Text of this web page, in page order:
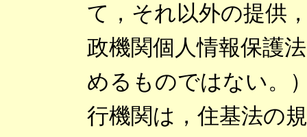
て，それ以外の提供
政機関個人情報保護
めるものではない。
行機関は，住基法の